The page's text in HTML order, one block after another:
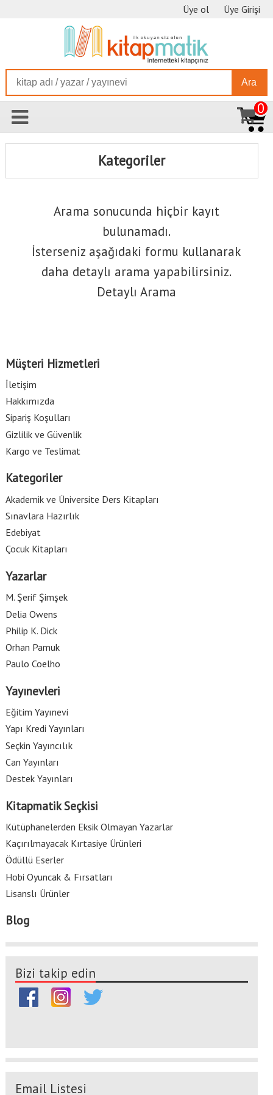
Üye ol Üye Girişi
Ara
0
Kategoriler
Arama sonucunda hiçbir kayıt
bulunamadı.
İsterseniz aşağıdaki formu kullanarak
daha detaylı arama yapabilirsiniz.
Detaylı Arama
Müşteri Hizmetleri
İletişim
Hakkımızda
Sipariş Koşulları
Gizlilik ve Güvenlik
Kargo ve Teslimat
Kategoriler
Akademik ve Üniversite Ders Kitapları
Sınavlara Hazırlık
Edebiyat
Çocuk Kitapları
Yazarlar
M. Şerif Şimşek
Delia Owens
Philip K. Dick
Orhan Pamuk
Paulo Coelho
Yayınevleri
Eğitim Yayınevi
Yapı Kredi Yayınları
Seçkin Yayıncılık
Can Yayınları
Destek Yayınları
Kitapmatik Seçkisi
Kütüphanelerden Eksik Olmayan Yazarlar
Kaçırılmayacak Kırtasiye Ürünleri
Ödüllü Eserler
Hobi Oyuncak & Fırsatları
Lisanslı Ürünler
Blog
Bizi takip edin
Email Listesi